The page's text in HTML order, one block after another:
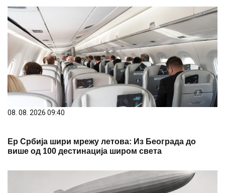
08. 08. 2026 09:40
Ер Србија шири мрежу летова: Из Београда до
више од 100 дестинација широм света